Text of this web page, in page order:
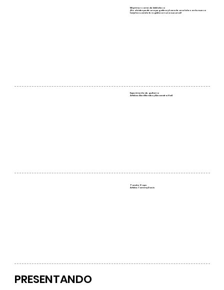
PRESENTANDO
Mi primer carné de biblioteca
¡No olvides pedir una pegatina y hacerte una foto con tu nueva
tarjeta cuando te registres en una sucursal!
Experimento de guitarra
Artistas: Alex Mendez y Alexandra Hall
Panda Oops
Artista: Tammy Davis